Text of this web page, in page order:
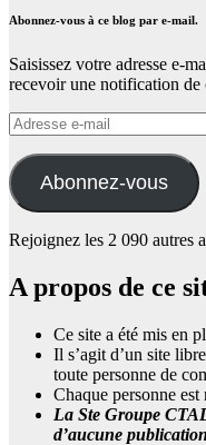
Abonnez-vous à ce blog par e-mail.
Saisissez votre adresse e-
recevoir une notification de
Adresse
e-
mail
Abonnez-vous
Rejoignez les 2 090 autres
A propos de ce
Ce site a été mis en
Il s’agit d’un site
toute personne de
Chaque personne
La Ste Groupe
d’aucune